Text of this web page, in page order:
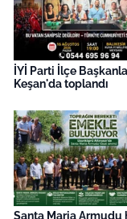
İYİ Parti İlçe
Keşan'da toplandı
Santa Maria Armudu